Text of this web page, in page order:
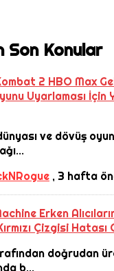
Son Konular
2 HBO Max
Uyarlaması İçin
ve dövüş
, 3 hafta
Erken
Çizgisi
doğrudan
b...